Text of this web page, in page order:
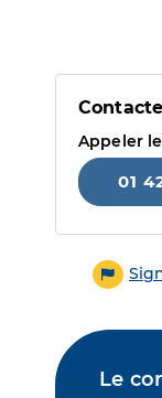
Appeler
01
Le